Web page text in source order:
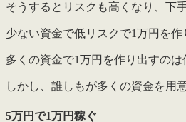
そうするとリスクも高くなり、下
少ない資金で低リスクで1万円を
多くの資金で1万円を作り出すの
しかし、誰しもが多くの資金を用
5万円で1万円稼ぐ